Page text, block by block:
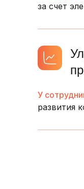
за счет
У
развития